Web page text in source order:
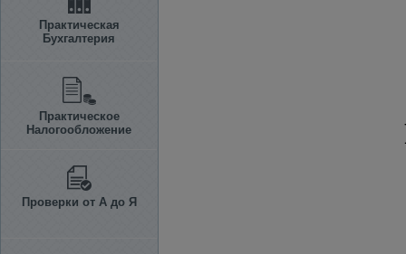
Практическая
Бухгалтерия
Практическое
Налогообложение
Проверки от А до Я